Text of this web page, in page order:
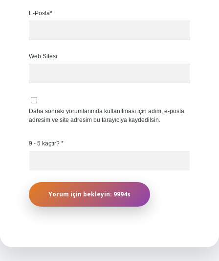
E-Posta*
Web Sitesi
Daha sonraki yorumlarımda kullanılması için adım, e-posta
adresim ve site adresim bu tarayıcıya kaydedilsin.
9 - 5 kaçtır? *